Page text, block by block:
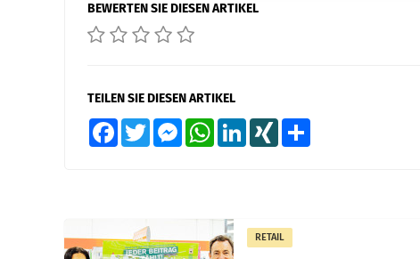
BEWERTEN SIE DIESEN ARTIKEL
TEILEN SIE DIESEN ARTIKEL
FacebookTwitter MessengerWhatsAppLinkedInXING
RETAIL